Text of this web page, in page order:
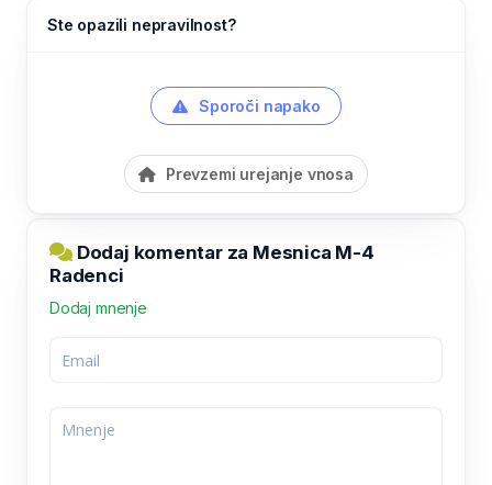
Ste opazili nepravilnost?
Sporoči napako
Prevzemi urejanje vnosa
Dodaj komentar za Mesnica M-4
Radenci
Dodaj mnenje